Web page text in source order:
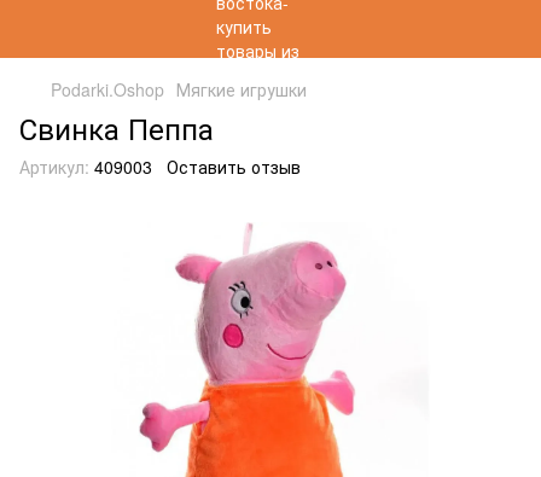
Podarki.Oshop Мягкие игрушки
Свинка Пеппа
Артикул: 409003 Оставить отзыв